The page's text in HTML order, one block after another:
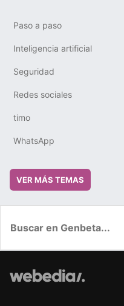
Paso a paso
Inteligencia artificial
Seguridad
Redes sociales
timo
WhatsApp
VER MÁS TEMAS